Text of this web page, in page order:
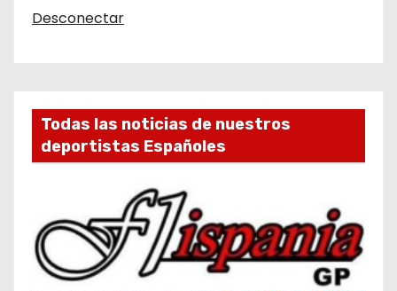
Desconectar
Todas las noticias de nuestros
deportistas Españoles